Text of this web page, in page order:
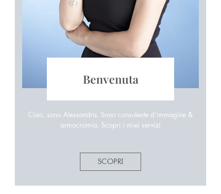
Benvenuta
Ciao, sono Alessandra. Sono consulente d’immagine &
armocromia. Scopri i miei servizi
SCOPRI